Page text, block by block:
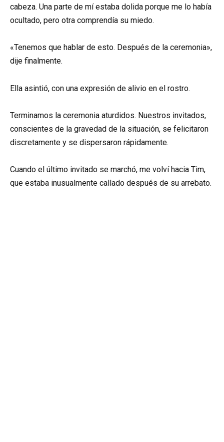
cabeza. Una parte de mí estaba dolida porque me lo había
ocultado, pero otra comprendía su miedo.
«Tenemos que hablar de esto. Después de la ceremonia»,
dije finalmente.
Ella asintió, con una expresión de alivio en el rostro.
Terminamos la ceremonia aturdidos. Nuestros invitados,
conscientes de la gravedad de la situación, se felicitaron
discretamente y se dispersaron rápidamente.
Cuando el último invitado se marchó, me volví hacia Tim,
que estaba inusualmente callado después de su arrebato.